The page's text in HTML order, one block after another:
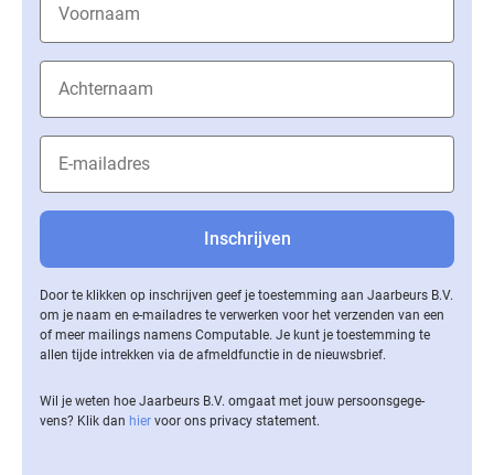
Door te klikken op inschrijven geef je toestemming aan Jaarbeurs B.V.
om je naam en e-mailadres te verwerken voor het verzenden van een
of meer mailings namens Computable. Je kunt je toestemming te
allen tijde intrekken via de af­meld­func­tie in de nieuwsbrief.
Wil je weten hoe Jaarbeurs B.V. omgaat met jouw per­soons­ge­ge­
vens? Klik dan hier voor ons privacy statement.